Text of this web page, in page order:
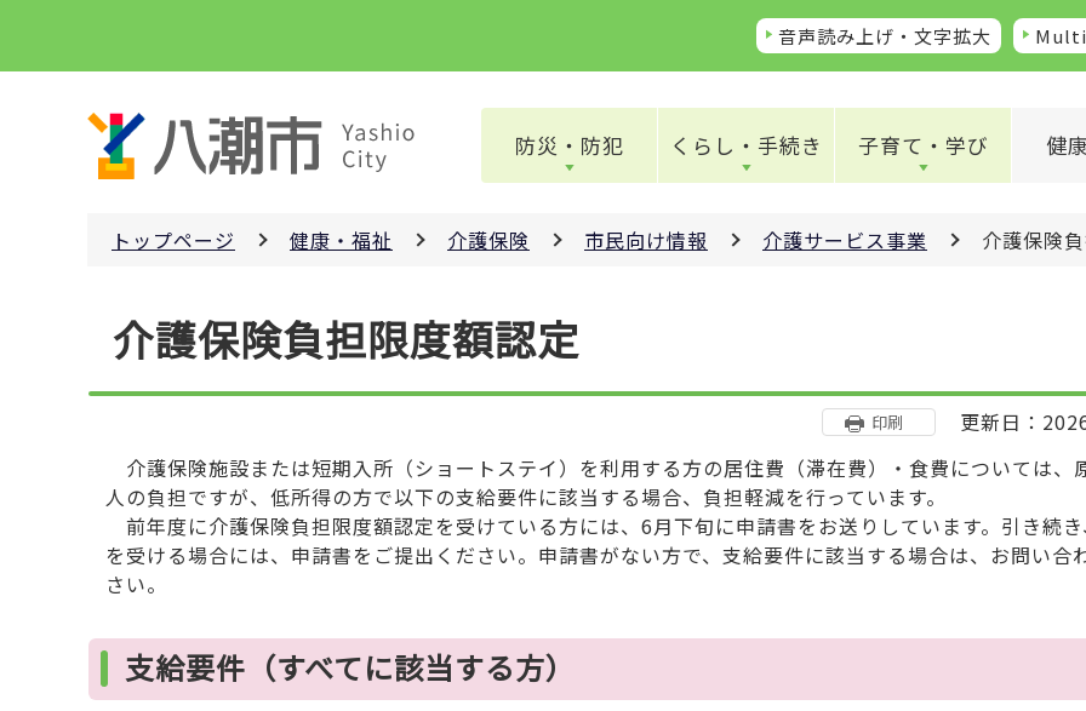
ペ
音声読み上げ・文字拡大
防災・防犯 くらし・手続き 子育て・学び 健
トップページ 健康・福祉 介護保険 市民向け情報 介護サービス事業 介護保険
介護保険負担限度額認定
印刷
更新日：
介護保険施設または短期入所（ショートステイ）を利用する方の居住費（滞在費）・食費については、
人の負担ですが、低所得の方で以下の支給要件に該当する場合、負担軽減を行っています。
前年度に介護保険負担限度額認定を受けている方には、6月下旬に申請書をお送りしています。引き続
を受ける場合には、申請書をご提出ください。申請書がない方で、支給要件に該当する場合は、お問い合
さい。
支給要件（すべてに該当する方）